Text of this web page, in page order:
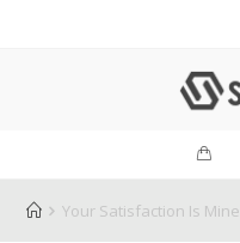
Your Satisfaction Is Mine